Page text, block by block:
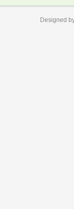
Designed